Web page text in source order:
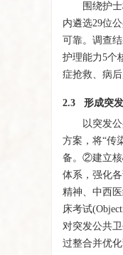
围绕护
内遴选29位
可靠。调查
护理能力5个
症抢救、病
2.3 形成突发
以突发
方案，将“传
备。②建立核
体系，强化
精神、中西
床考试
对突发公共
过整合并优